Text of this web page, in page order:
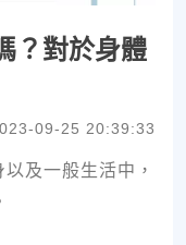
？對於身體
09-25 20:39:33
及一般生活中，